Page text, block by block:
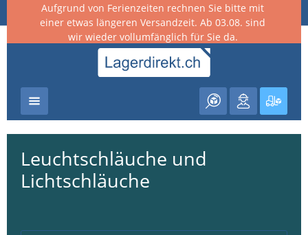
springen
Aufgrund von Ferienzeiten rechnen Sie bitte mit
einer etwas längeren Versandzeit. Ab 03.08. sind
wir wieder vollumfänglich für Sie da.
Leuchtschläuche und
Lichtschläuche